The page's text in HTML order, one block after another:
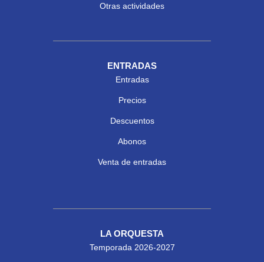
Otras actividades
ENTRADAS
Entradas
Precios
Descuentos
Abonos
Venta de entradas
LA ORQUESTA
Temporada 2026-2027